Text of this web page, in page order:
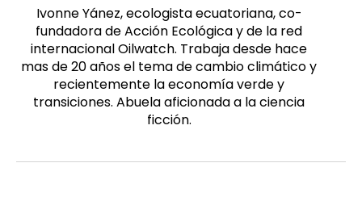
Ivonne Yánez, ecologista ecuatoriana, co-
fundadora de Acción Ecológica y de la red
internacional Oilwatch. Trabaja desde hace
mas de 20 años el tema de cambio climático y
recientemente la economía verde y
transiciones. Abuela aficionada a la ciencia
ficción.